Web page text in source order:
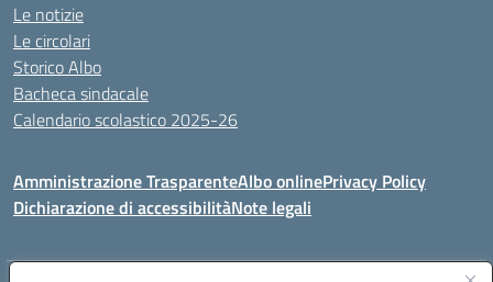
Le notizie
Le circolari
Storico Albo
Bacheca sindacale
Calendario scolastico 2025-26
Amministrazione TrasparenteAlbo onlinePrivacy Policy
Dichiarazione di accessibilitàNote legali